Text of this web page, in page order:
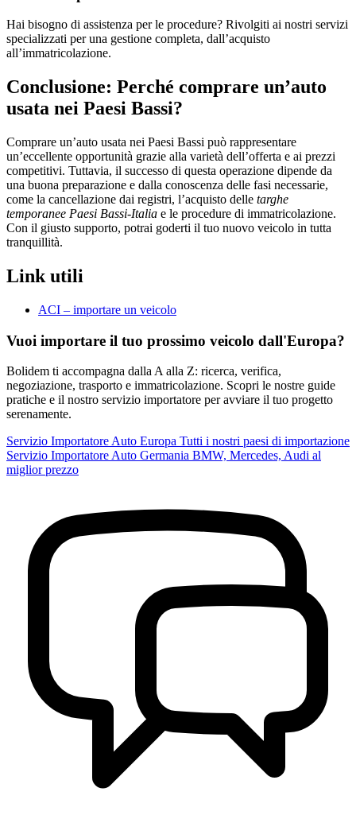
Hai bisogno di assistenza per le procedure? Rivolgiti ai nostri servizi
specializzati per una gestione completa, dall’acquisto
all’immatricolazione.
Conclusione: Perché comprare un’auto
usata nei Paesi Bassi?
Comprare un’auto usata nei Paesi Bassi può rappresentare
un’eccellente opportunità grazie alla varietà dell’offerta e ai prezzi
competitivi. Tuttavia, il successo di questa operazione dipende da
una buona preparazione e dalla conoscenza delle fasi necessarie,
come la cancellazione dai registri, l’acquisto delle targhe
temporanee Paesi Bassi-Italia e le procedure di immatricolazione.
Con il giusto supporto, potrai goderti il tuo nuovo veicolo in tutta
tranquillità.
Link utili
ACI – importare un veicolo
Vuoi importare il tuo prossimo veicolo dall'Europa?
Bolidem ti accompagna dalla A alla Z: ricerca, verifica,
negoziazione, trasporto e immatricolazione. Scopri le nostre guide
pratiche e il nostro servizio importatore per avviare il tuo progetto
serenamente.
Servizio Importatore Auto Europa Tutti i nostri paesi di importazione
Servizio Importatore Auto Germania BMW, Mercedes, Audi al
miglior prezzo